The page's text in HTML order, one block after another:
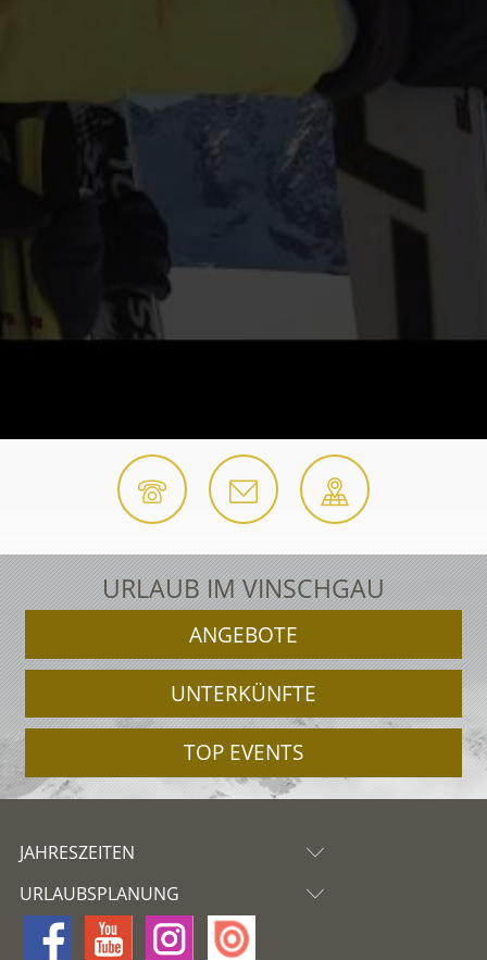
URLAUB IM VINSCHGAU
ANGEBOTE
UNTERKÜNFTE
TOP EVENTS
JAHRESZEITEN
URLAUBSPLANUNG